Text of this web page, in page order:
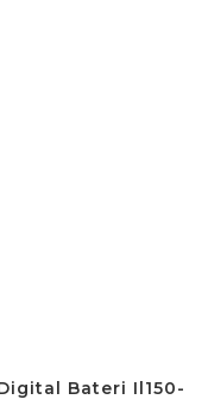
Bateri Il150-